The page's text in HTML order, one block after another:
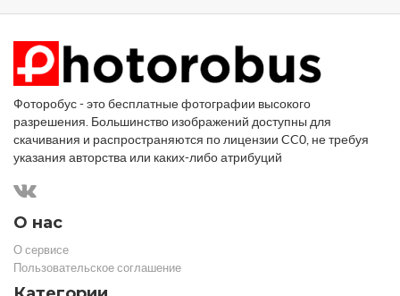
Фоторобус - это бесплатные фотографии высокого
разрешения. Большинство изображений доступны для
скачивания и распространяются по лицензии CC0, не требуя
указания авторства или каких-либо атрибуций
О нас
О сервисе
Пользовательское соглашение